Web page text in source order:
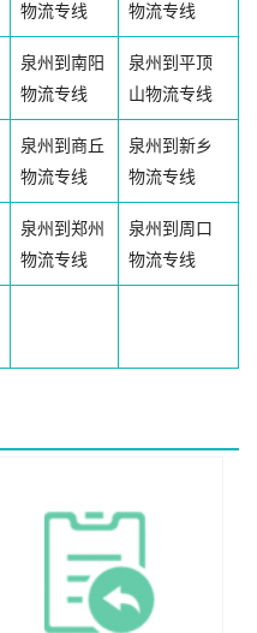
物流专线
物流专线
泉州到南阳
物流专线
泉州到平顶
山物流专线
泉州到商丘
物流专线
泉州到新乡
物流专线
泉州到郑州
物流专线
泉州到周口
物流专线